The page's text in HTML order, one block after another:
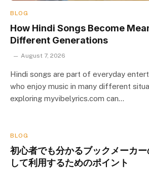
BLOG
How Hindi Songs Become
Different Generations
August 7, 2026
Hindi songs are part of everyday
who enjoy music in many different
exploring myvibelyrics.com can…
BLOG
初心者でも分かるブックメーカ
して利用するためのポイント